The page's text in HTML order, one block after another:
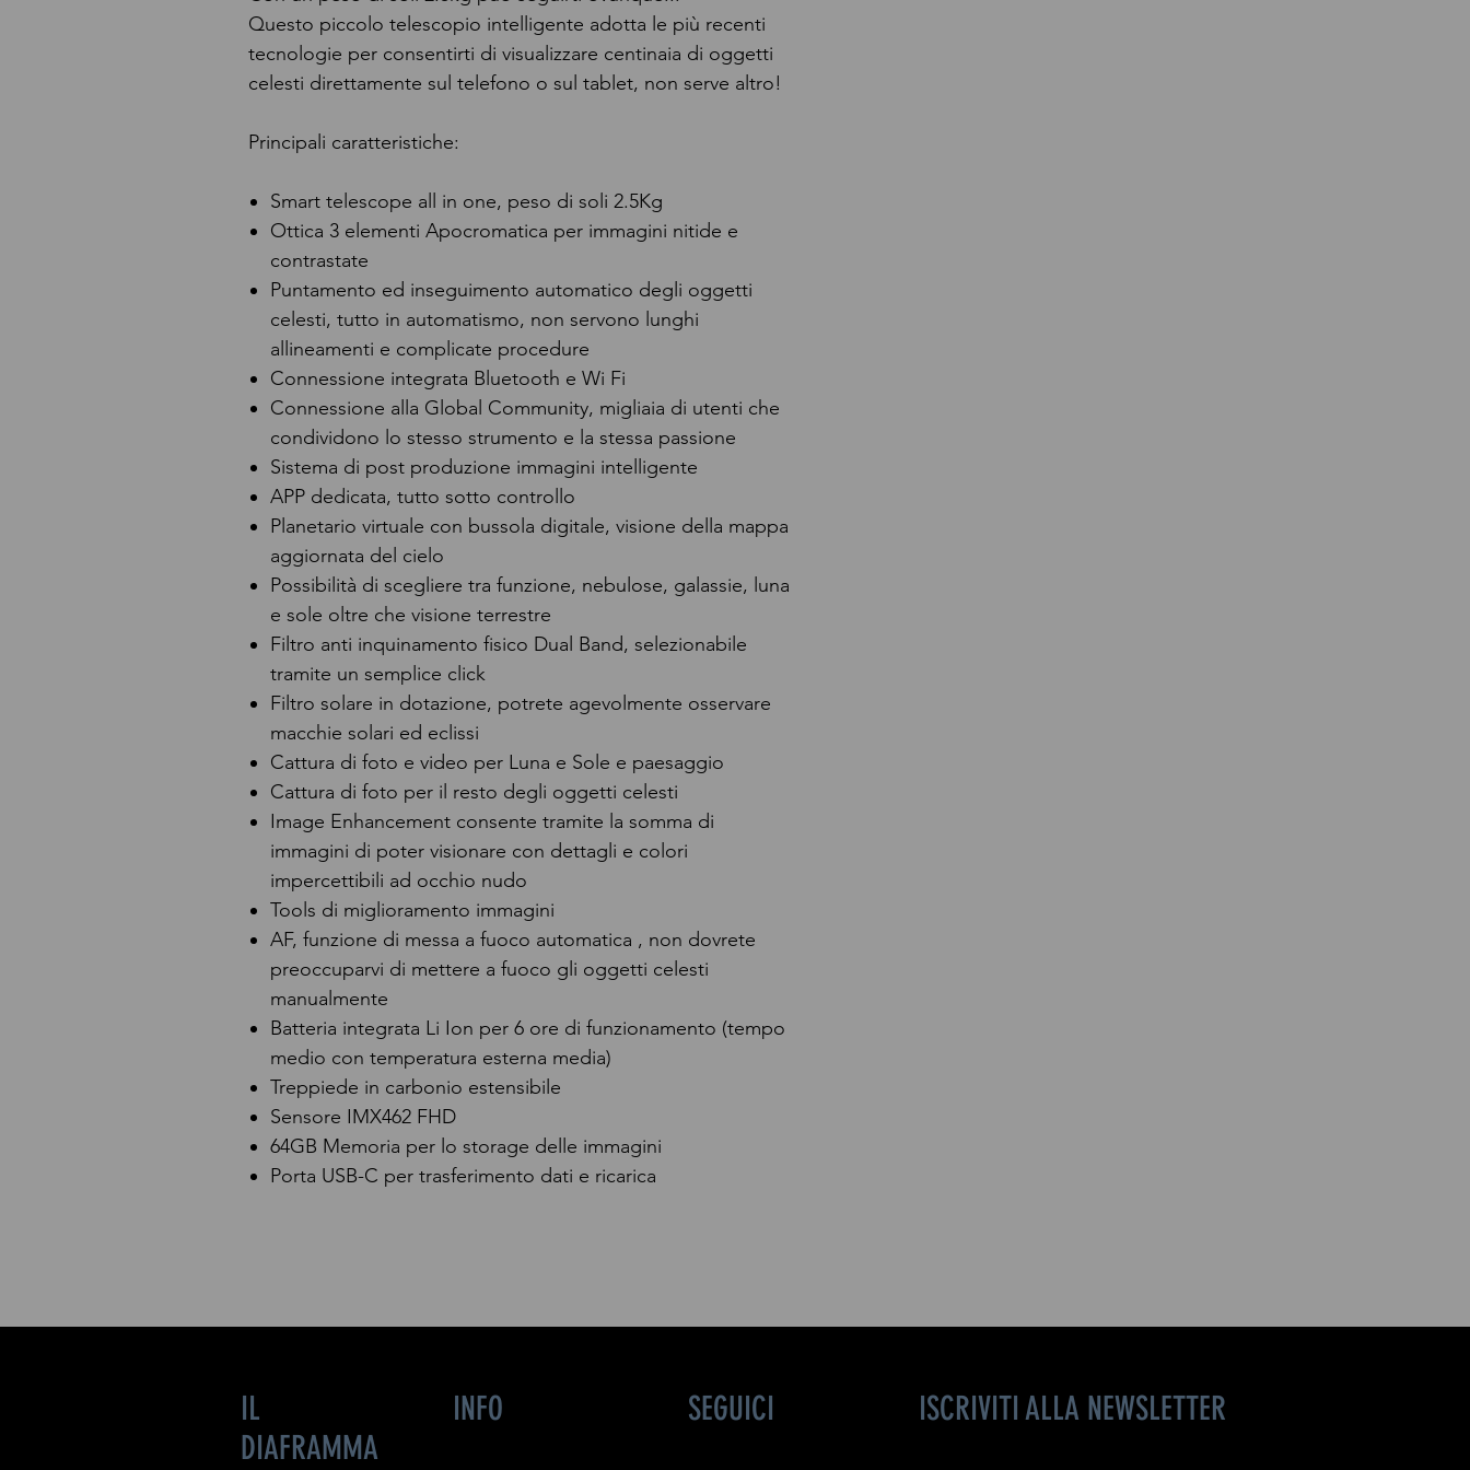
Questo piccolo telescopio intelligente adotta le più recenti
tecnologie per consentirti di visualizzare centinaia di oggetti
celesti direttamente sul telefono o sul tablet, non serve altro!
Principali caratteristiche:
Smart telescope all in one, peso di soli 2.5Kg
Ottica 3 elementi Apocromatica per immagini nitide e
contrastate
Puntamento ed inseguimento automatico degli oggetti
celesti, tutto in automatismo, non servono lunghi
allineamenti e complicate procedure
Connessione integrata Bluetooth e Wi Fi
Connessione alla Global Community, migliaia di utenti che
condividono lo stesso strumento e la stessa passione
Sistema di post produzione immagini intelligente
APP dedicata, tutto sotto controllo
Planetario virtuale con bussola digitale, visione della mappa
aggiornata del cielo
Possibilità di scegliere tra funzione, nebulose, galassie, luna
e sole oltre che visione terrestre
Filtro anti inquinamento fisico Dual Band, selezionabile
tramite un semplice click
Filtro solare in dotazione, potrete agevolmente osservare
macchie solari ed eclissi
Cattura di foto e video per Luna e Sole e paesaggio
Cattura di foto per il resto degli oggetti celesti
Image Enhancement consente tramite la somma di
immagini di poter visionare con dettagli e colori
impercettibili ad occhio nudo
Tools di miglioramento immagini
AF, funzione di messa a fuoco automatica , non dovrete
preoccuparvi di mettere a fuoco gli oggetti celesti
manualmente
Batteria integrata Li Ion per 6 ore di funzionamento (tempo
medio con temperatura esterna media)
Treppiede in carbonio estensibile
Sensore IMX462 FHD
64GB Memoria per lo storage delle immagini
Porta USB-C per trasferimento dati e ricarica
IL
DIAFRAMMA
INFO SEGUICI ISCRIVITI ALLA NEWSLETTER